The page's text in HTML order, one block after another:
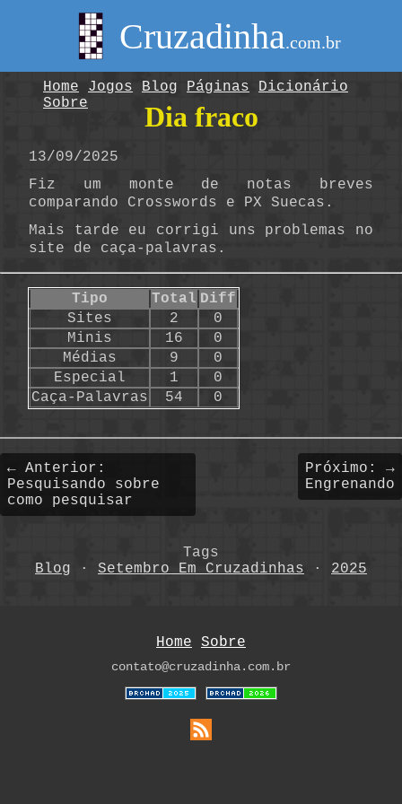
Cruzadinha.com.br
Home Jogos Blog Páginas
Dicionário
Sobre
Dia fraco
13/09/2025
Fiz um monte de notas breves
comparando Crosswords e PX Suecas.
Mais tarde eu corrigi uns problemas no
site de caça-palavras.
Tipo Total Diff
Sites
2
0
Minis
16
0
Médias
9
0
Especial
1
0
Caça-Palavras
54 0
← Anterior:
Pesquisando sobre
como pesquisar
Próximo: →
Engrenando
Tags
Blog · Setembro Em Cruzadinhas · 2025
Home Sobre
contato@cruzadinha.com.br